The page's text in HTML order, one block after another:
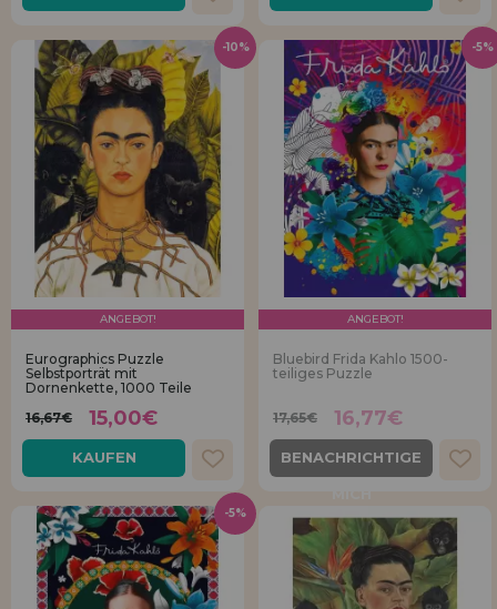
ANGEBOT!
Eurographics Puzzle
Selbstporträt mit
Dornenkette, 1000 Teile
16,67€
15,00€
KAUFEN
-10%
ANGEBOT!
Bluebird Frida Kahlo 1500-
teiliges Puzzle
17,65€ 16,77€
BENACHRICHTIGE
-5%
-5%